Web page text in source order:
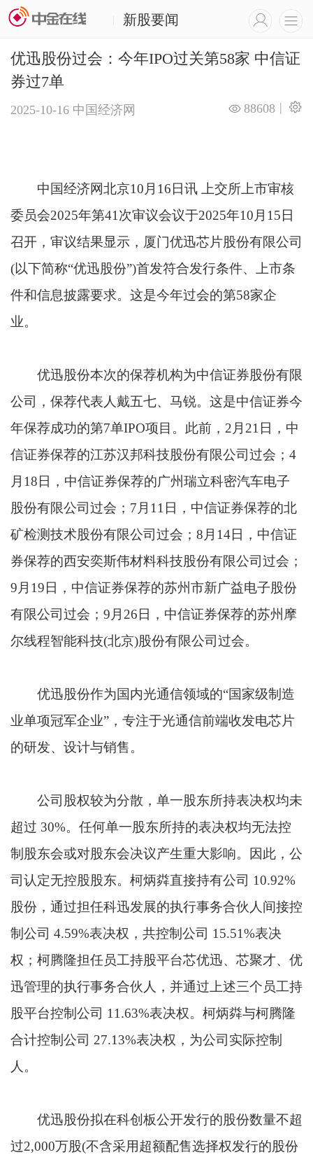
新股要闻
优迅股份过会：今年IPO过关第58家 中信证
券过7单
2025-10-16 中国经济网 |
88608
中国经济网北京10月16日讯 上交所上市审核
委员会2025年第41次审议会议于2025年10月15日
召开，审议结果显示，厦门优迅芯片股份有限公司
(以下简称“优迅股份”)首发符合发行条件、上市条
件和信息披露要求。这是今年过会的第58家企
业。
优迅股份本次的保荐机构为中信证券股份有限
公司，保荐代表人戴五七、马锐。这是中信证券今
年保荐成功的第7单IPO项目。此前，2月21日，中
信证券保荐的江苏汉邦科技股份有限公司过会；4
月18日，中信证券保荐的广州瑞立科密汽车电子
股份有限公司过会；7月11日，中信证券保荐的北
矿检测技术股份有限公司过会；8月14日，中信证
券保荐的西安奕斯伟材料科技股份有限公司过会；
9月19日，中信证券保荐的苏州市新广益电子股份
有限公司过会；9月26日，中信证券保荐的苏州摩
尔线程智能科技(北京)股份有限公司过会。
优迅股份作为国内光通信领域的“国家级制造
业单项冠军企业”，专注于光通信前端收发电芯片
的研发、设计与销售。
公司股权较为分散，单一股东所持表决权均未
超过 30%。任何单一股东所持的表决权均无法控
制股东会或对股东会决议产生重大影响。因此，公
司认定无控股股东。柯炳粦直接持有公司 10.92%
股份，通过担任科迅发展的执行事务合伙人间接控
制公司 4.59%表决权，共控制公司 15.51%表决
权；柯腾隆担任员工持股平台芯优迅、芯聚才、优
迅管理的执行事务合伙人，并通过上述三个员工持
股平台控制公司 11.63%表决权。柯炳粦与柯腾隆
合计控制公司 27.13%表决权，为公司实际控制
人。
优迅股份拟在科创板公开发行的股份数量不超
过2,000万股(不含采用超额配售选择权发行的股份